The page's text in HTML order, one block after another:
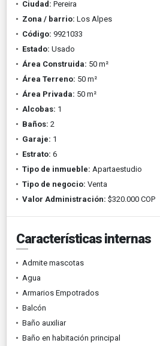
Ciudad: Pereira
Zona / barrio: Los Alpes
Código: 9921033
Estado: Usado
Área Construida: 50 m²
Área Terreno: 50 m²
Área Privada: 50 m²
Alcobas: 1
Baños: 2
Garaje: 1
Estrato: 6
Tipo de inmueble: Apartaestudio
Tipo de negocio: Venta
Valor Administración: $320.000 COP
Características internas
Admite mascotas
Agua
Armarios Empotrados
Balcón
Baño auxiliar
Baño en habitación principal